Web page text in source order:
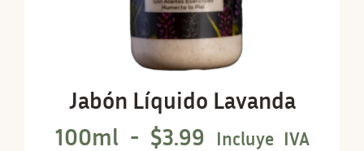
Jabón Líquido Lavanda
100ml - $3.99 Incluye IVA